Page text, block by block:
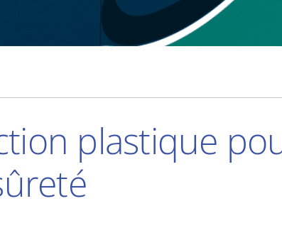
plastique